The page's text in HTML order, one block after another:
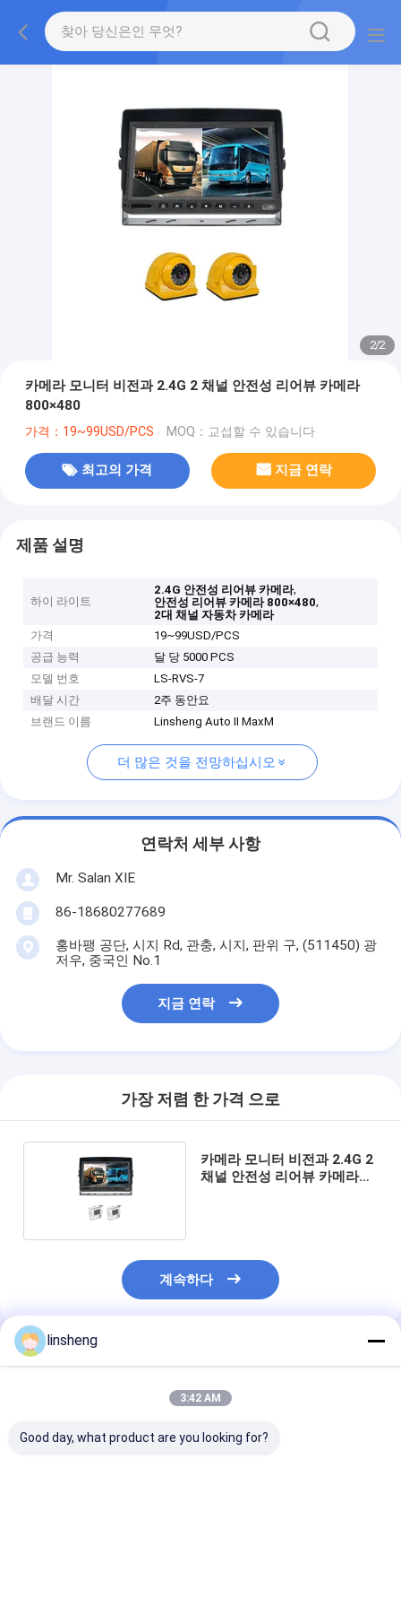
2/2
카메라 모니터 비전과 2.4G 2 채널 안전성 리어뷰 카메라
800×480
가격：19~99USD/PCS MOQ：교섭할 수 있습니다
최고의 가격 지금 연락
제품 설명
하이 라이트
2.4G 안전성 리어뷰 카메라,
안전성 리어뷰 카메라 800×480,
2대 채널 자동차 카메라
가격
19~99USD/PCS
공급 능력
달 당 5000 PCS
모델 번호
LS-RVS-7
배달 시간
2주 동안요
브랜드 이름
Linsheng Auto II MaxM
더 많은 것을 전망하십시오
연락처 세부 사항
Mr. Salan XIE
86-18680277689
홍바팽 공단, 시지 Rd, 관충, 시지, 판위 구, (511450) 광
저우, 중국인 No.1
지금 연락
가장 저렴 한 가격 으로
카메라 모니터 비전과 2.4G 2
채널 안전성 리어뷰 카메라
계속하다
추천된 제품
linsheng
3:42 AM
Good day, what product are you looking for?